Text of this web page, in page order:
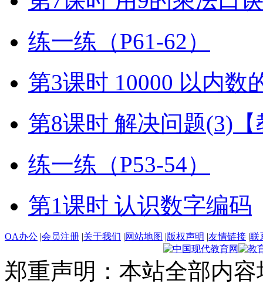
练一练（P61-62）
第3课时 10000 以内数
第8课时 解决问题(3)
练一练（P53-54）
第1课时 认识数字编码
OA办公 |会员注册 |关于我们 |网站地图 |版权声明 |友情链接 |联
郑重声明：本站全部内